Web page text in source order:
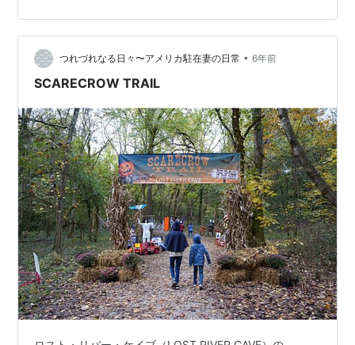
つれづれなる日々〜アメリカ駐在妻の日常 • 6年前
SCARECROW TRAIL